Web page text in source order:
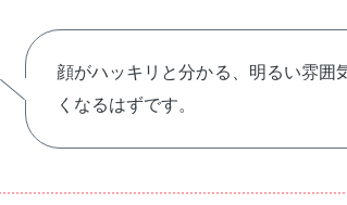
顔がハッキリと分かる、明るい雰囲
くなるはずです。